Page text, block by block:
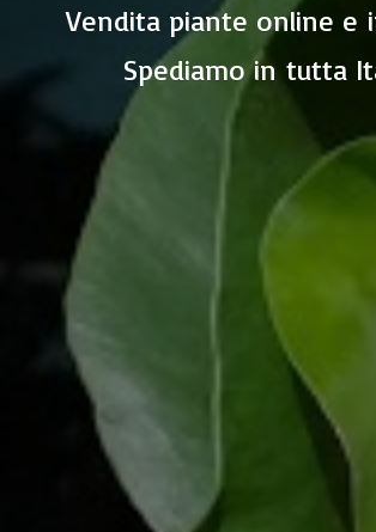
Vendita piante online e
Spediamo in tutta